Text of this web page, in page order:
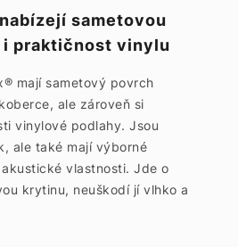
sametovou
i praktičnost vinylu
mají sametový povrch
ale zároveň si
vinylové podlahy. Jsou
ale také mají výborné
vlastnosti. Jde o
krytinu, neuškodí jí vlhko a